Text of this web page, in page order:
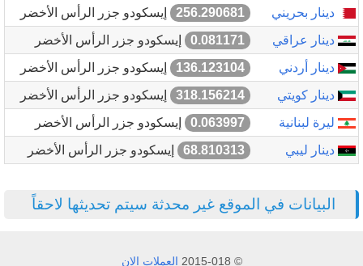
دينار بحريني
256.290681
إيسكودو جزر الرأس الأخضر
دينار عراقي
0.081171
إيسكودو جزر الرأس الأخضر
دينار أردني
136.123104
إيسكودو جزر الرأس الأخضر
دينار كويتي
318.156214
إيسكودو جزر الرأس الأخضر
ليرة لبنانية
0.063997
إيسكودو جزر الرأس الأخضر
دينار ليبي
68.810313 إيسكودو جزر الرأس الأخضر
البيانات في الموقع غير محدثة سيتم تحديثها لاحقاً
© 2015-018 العملات الان